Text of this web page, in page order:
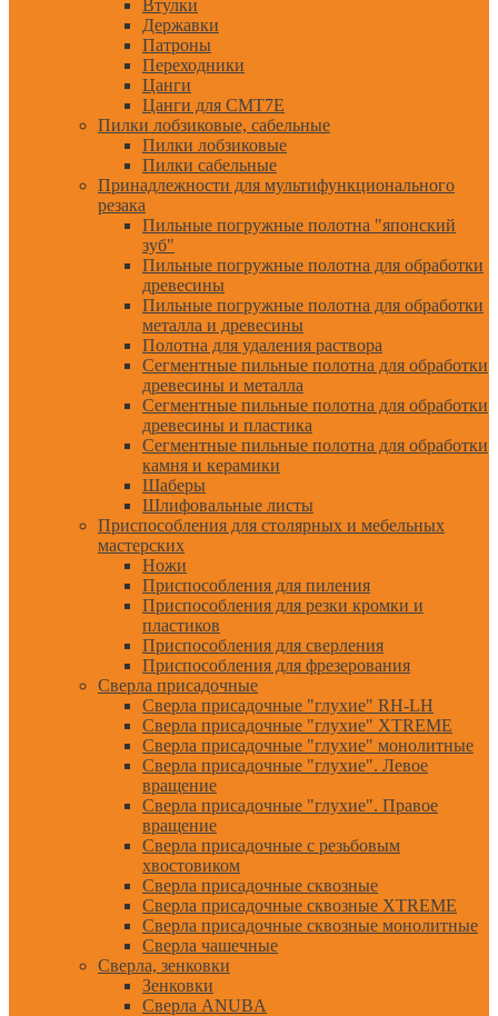
Втулки
Державки
Патроны
Переходники
Цанги
Цанги для CMT7E
Пилки лобзиковые, сабельные
Пилки лобзиковые
Пилки сабельные
Принадлежности для мультифункционального
резака
Пильные погружные полотна "японский
зуб"
Пильные погружные полотна для обработки
древесины
Пильные погружные полотна для обработки
металла и древесины
Полотна для удаления раствора
Сегментные пильные полотна для обработки
древесины и металла
Сегментные пильные полотна для обработки
древесины и пластика
Сегментные пильные полотна для обработки
камня и керамики
Шаберы
Шлифовальные листы
Приспособления для столярных и мебельных
мастерских
Ножи
Приспособления для пиления
Приспособления для резки кромки и
пластиков
Приспособления для сверления
Приспособления для фрезерования
Сверла присадочные
Сверла присадочные "глухие" RH-LH
Сверла присадочные "глухие" XTREME
Сверла присадочные "глухие" монолитные
Сверла присадочные "глухие". Левое
вращение
Сверла присадочные "глухие". Правое
вращение
Сверла присадочные с резьбовым
хвостовиком
Сверла присадочные сквозные
Сверла присадочные сквозные XTREME
Сверла присадочные сквозные монолитные
Сверла чашечные
Сверла, зенковки
Зенковки
Сверла ANUBA